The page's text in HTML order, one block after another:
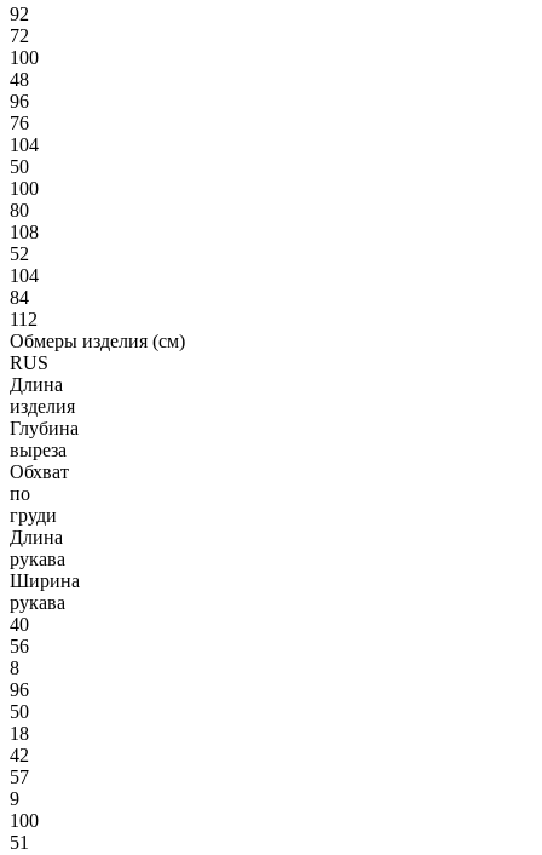
92
72
100
48
96
76
104
50
100
80
108
52
104
84
112
Обмеры изделия (см)
RUS
Длина
изделия
Глубина
выреза
Обхват
по
груди
Длина
рукава
Ширина
рукава
40
56
8
96
50
18
42
57
9
100
51